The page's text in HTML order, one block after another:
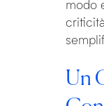
modo
Un